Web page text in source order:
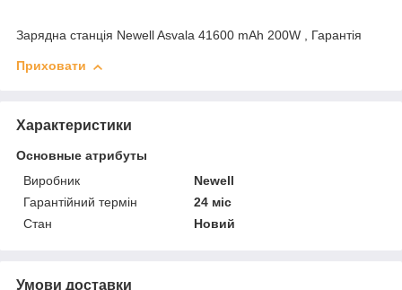
Зарядна станція Newell Asvala 41600 mAh 200W , Гарантія
Приховати
Характеристики
Основные атрибуты
Виробник
Newell
Гарантійний термін
24 міс
Стан
Новий
Умови доставки